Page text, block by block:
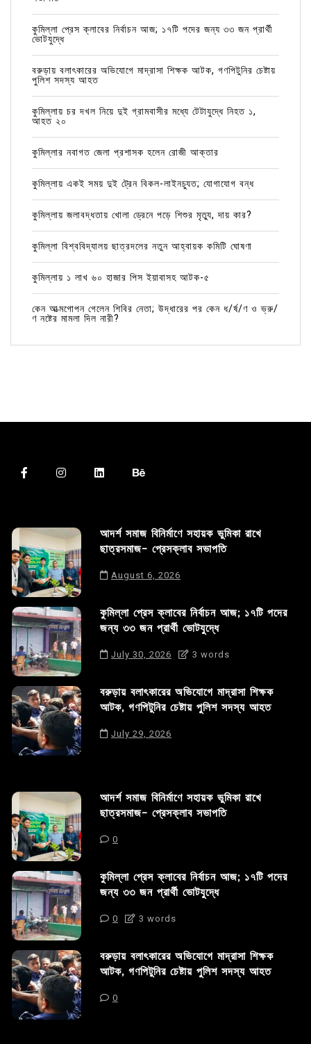
কুমিল্লা প্রেস ক্লাবের নির্বাচন আজ; ১৭টি পদের জন্য ৩৩ জন প্রার্থী
ভোটযুদ্ধে
বরুড়ায় বলাৎকারের অভিযোগে মাদ্রাসা শিক্ষক আটক, গণপিটুনির চেষ্টায়
পুলিশ সদস্য আহত
কুমিল্লায় চর দখল নিয়ে দুই গ্রামবাসীর মধ্যে টেটাযুদ্ধে নিহত ১,
আহত ২০
কুমিল্লার নবাগত জেলা প্রশাসক হলেন রোজী আক্তার
কুমিল্লায় একই সময় দুই ট্রেন বিকল-লাইনচ্যুত; যোগাযোগ বন্ধ
কুমিল্লায় জলাবদ্ধতায় খোলা ড্রেনে পড়ে শিশুর মৃত্যু, দায় কার?
কুমিল্লা বিশ্ববিদ্যালয় ছাত্রদলের নতুন আহ্বায়ক কমিটি ঘোষণা
কুমিল্লায় ১ লাখ ৬০ হাজার পিস ইয়াবাসহ আটক-৫
কেন আত্মগোপন গেলেন শিবির নেতা; উদ্ধারের পর কেন ধ/র্ষ/ণ ও ভ্রু/
ণ নষ্টের মামলা দিল নারী?
আদর্শ সমাজ বিনির্মাণে সহায়ক ভুমিকা রাখে
ছাত্রসমাজ- প্রেসক্লাব সভাপতি
August 6, 2026
কুমিল্লা প্রেস ক্লাবের নির্বাচন আজ; ১৭টি পদের
জন্য ৩৩ জন প্রার্থী ভোটযুদ্ধে
July 30, 2026 3 words
বরুড়ায় বলাৎকারের অভিযোগে মাদ্রাসা শিক্ষক
আটক, গণপিটুনির চেষ্টায় পুলিশ সদস্য আহত
July 29, 2026
আদর্শ সমাজ বিনির্মাণে সহায়ক ভুমিকা রাখে
ছাত্রসমাজ- প্রেসক্লাব সভাপতি
0
কুমিল্লা প্রেস ক্লাবের নির্বাচন আজ; ১৭টি পদের
জন্য ৩৩ জন প্রার্থী ভোটযুদ্ধে
0 3 words
বরুড়ায় বলাৎকারের অভিযোগে মাদ্রাসা শিক্ষক
আটক, গণপিটুনির চেষ্টায় পুলিশ সদস্য আহত
0